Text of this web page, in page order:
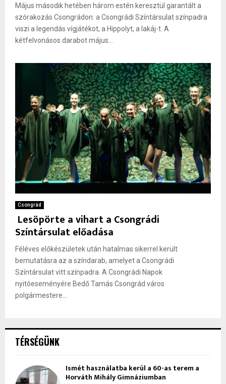
Május második hetében három estén keresztül garantált a
szórakozás Csongrádon: a Csongrádi Színtársulat színpadra
viszi a legendás vígjátékot, a Hippolyt, a lakáj-t. A
kétfelvonásos darabot május...
Csongrád
Lesöpörte a vihart a Csongrádi
Színtársulat előadása
Féléves előkészületek után hatalmas sikerrel került
bemutatásra az a színdarab, amelyet a Csongrádi
Színtársulat vitt színpadra. A Csongrádi Napok
nyitóeseményére Bedő Tamás Csongrád város
polgármestere...
TÉRSÉGÜNK
Ismét használatba kerül a 60-as terem a
Horváth Mihály Gimnáziumban